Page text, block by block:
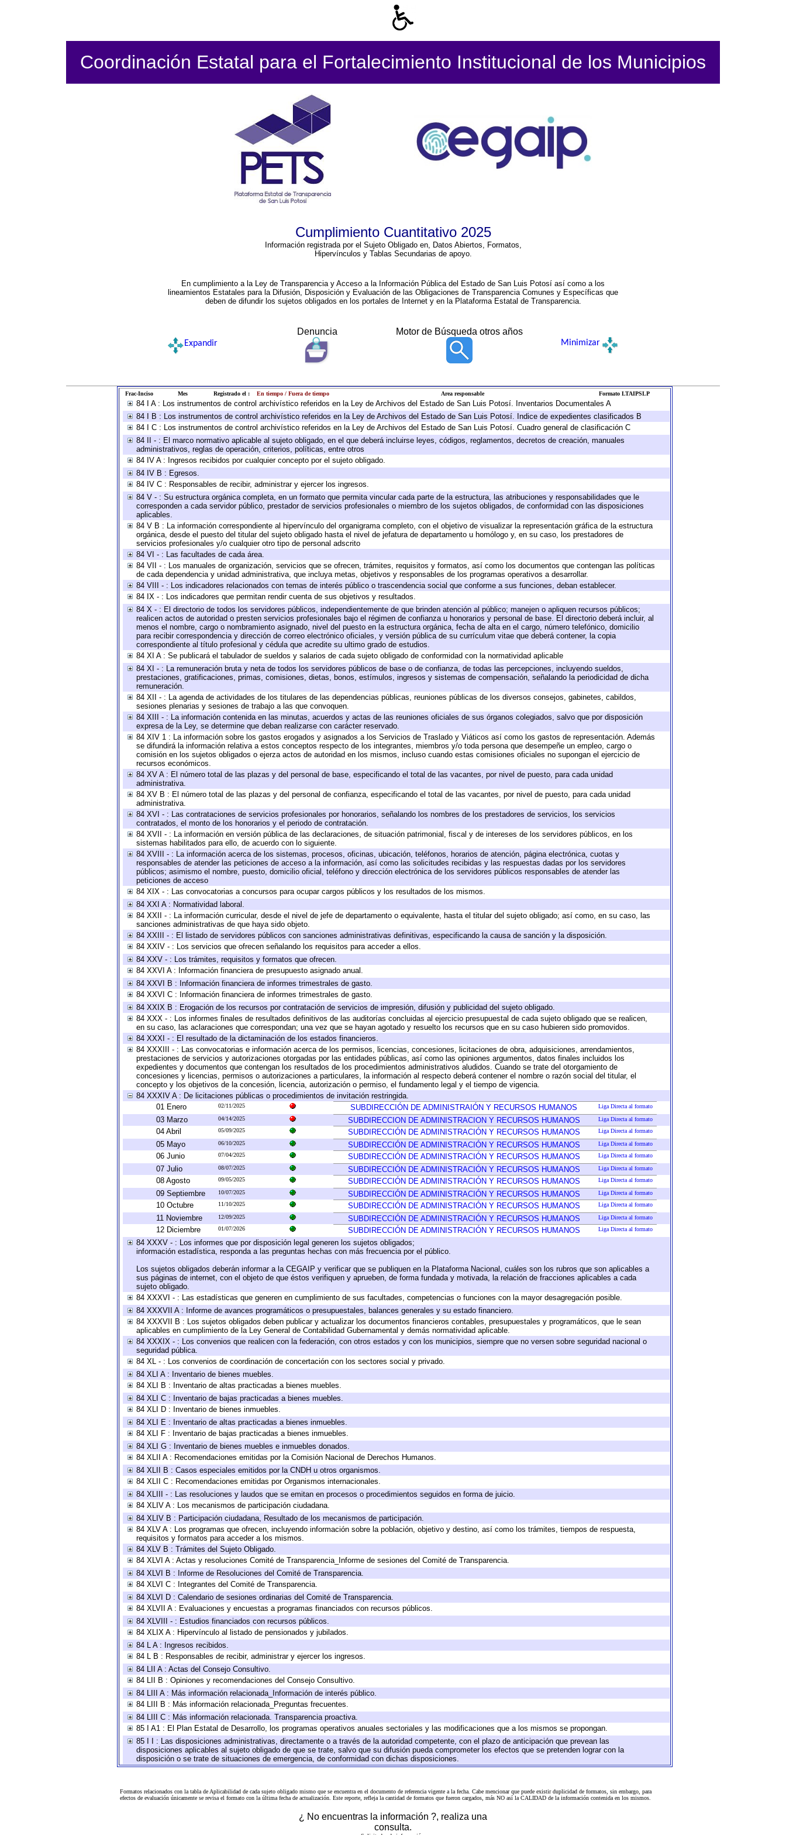
Coordinación Estatal para el Fortalecimiento Institucional de los Municipios
Cumplimiento Cuantitativo 2025
Información registrada por el Sujeto Obligado en, Datos Abiertos, Formatos,
Hipervínculos y Tablas Secundarias de apoyo.
En cumplimiento a la Ley de Transparencia y Acceso a la Información Pública del Estado de San Luis Potosí así como a los
lineamientos Estatales para la Difusión, Disposición y Evaluación de las Obligaciones de Transparencia Comunes y Específicas que
deben de difundir los sujetos obligados en los portales de Internet y en la Plataforma Estatal de Transparencia.
Denuncia Motor de Búsqueda otros años
Expandir Minimizar
Frac-Inciso Mes Registrado el : En tiempo / Fuera de tiempo Area responsable Formato LTAIPSLP
84 I A : Los instrumentos de control archivístico referidos en la Ley de Archivos del Estado de San Luis Potosí. Inventarios Documentales A
84 I B : Los instrumentos de control archivístico referidos en la Ley de Archivos del Estado de San Luis Potosí. Indice de expedientes clasificados B
84 I C : Los instrumentos de control archivístico referidos en la Ley de Archivos del Estado de San Luis Potosí. Cuadro general de clasificación C
84 II - : El marco normativo aplicable al sujeto obligado, en el que deberá incluirse leyes, códigos, reglamentos, decretos de creación, manuales
administrativos, reglas de operación, criterios, políticas, entre otros
84 IV A : Ingresos recibidos por cualquier concepto por el sujeto obligado.
84 IV B : Egresos.
84 IV C : Responsables de recibir, administrar y ejercer los ingresos.
84 V - : Su estructura orgánica completa, en un formato que permita vincular cada parte de la estructura, las atribuciones y responsabilidades que le
corresponden a cada servidor público, prestador de servicios profesionales o miembro de los sujetos obligados, de conformidad con las disposiciones
aplicables.
84 V B : La información correspondiente al hipervínculo del organigrama completo, con el objetivo de visualizar la representación gráfica de la estructura
orgánica, desde el puesto del titular del sujeto obligado hasta el nivel de jefatura de departamento u homólogo y, en su caso, los prestadores de
servicios profesionales y/o cualquier otro tipo de personal adscrito
84 VI - : Las facultades de cada área.
84 VII - : Los manuales de organización, servicios que se ofrecen, trámites, requisitos y formatos, así como los documentos que contengan las políticas
de cada dependencia y unidad administrativa, que incluya metas, objetivos y responsables de los programas operativos a desarrollar.
84 VIII - : Los indicadores relacionados con temas de interés público o trascendencia social que conforme a sus funciones, deban establecer.
84 IX - : Los indicadores que permitan rendir cuenta de sus objetivos y resultados.
84 X - : El directorio de todos los servidores públicos, independientemente de que brinden atención al público; manejen o apliquen recursos públicos;
realicen actos de autoridad o presten servicios profesionales bajo el régimen de confianza u honorarios y personal de base. El directorio deberá incluir, al
menos el nombre, cargo o nombramiento asignado, nivel del puesto en la estructura orgánica, fecha de alta en el cargo, número telefónico, domicilio
para recibir correspondencia y dirección de correo electrónico oficiales, y versión pública de su currículum vitae que deberá contener, la copia
correspondiente al título profesional y cédula que acredite su ultimo grado de estudios.
84 XI A : Se publicará el tabulador de sueldos y salarios de cada sujeto obligado de conformidad con la normatividad aplicable
84 XI - : La remuneración bruta y neta de todos los servidores públicos de base o de confianza, de todas las percepciones, incluyendo sueldos,
prestaciones, gratificaciones, primas, comisiones, dietas, bonos, estímulos, ingresos y sistemas de compensación, señalando la periodicidad de dicha
remuneración.
84 XII - : La agenda de actividades de los titulares de las dependencias públicas, reuniones públicas de los diversos consejos, gabinetes, cabildos,
sesiones plenarias y sesiones de trabajo a las que convoquen.
84 XIII - : La información contenida en las minutas, acuerdos y actas de las reuniones oficiales de sus órganos colegiados, salvo que por disposición
expresa de la Ley, se determine que deban realizarse con carácter reservado.
84 XIV 1 : La información sobre los gastos erogados y asignados a los Servicios de Traslado y Viáticos así como los gastos de representación. Además
se difundirá la información relativa a estos conceptos respecto de los integrantes, miembros y/o toda persona que desempeñe un empleo, cargo o
comisión en los sujetos obligados o ejerza actos de autoridad en los mismos, incluso cuando estas comisiones oficiales no supongan el ejercicio de
recursos económicos.
84 XV A : El número total de las plazas y del personal de base, especificando el total de las vacantes, por nivel de puesto, para cada unidad
administrativa.
84 XV B : El número total de las plazas y del personal de confianza, especificando el total de las vacantes, por nivel de puesto, para cada unidad
administrativa.
84 XVI - : Las contrataciones de servicios profesionales por honorarios, señalando los nombres de los prestadores de servicios, los servicios
contratados, el monto de los honorarios y el periodo de contratación.
84 XVII - : La información en versión pública de las declaraciones, de situación patrimonial, fiscal y de intereses de los servidores públicos, en los
sistemas habilitados para ello, de acuerdo con lo siguiente.
84 XVIII - : La información acerca de los sistemas, procesos, oficinas, ubicación, teléfonos, horarios de atención, página electrónica, cuotas y
responsables de atender las peticiones de acceso a la información, así como las solicitudes recibidas y las respuestas dadas por los servidores
públicos; asimismo el nombre, puesto, domicilio oficial, teléfono y dirección electrónica de los servidores públicos responsables de atender las
peticiones de acceso
84 XIX - : Las convocatorias a concursos para ocupar cargos públicos y los resultados de los mismos.
84 XXI A : Normatividad laboral.
84 XXII - : La información curricular, desde el nivel de jefe de departamento o equivalente, hasta el titular del sujeto obligado; así como, en su caso, las
sanciones administrativas de que haya sido objeto.
84 XXIII - : El listado de servidores públicos con sanciones administrativas definitivas, especificando la causa de sanción y la disposición.
84 XXIV - : Los servicios que ofrecen señalando los requisitos para acceder a ellos.
84 XXV - : Los trámites, requisitos y formatos que ofrecen.
84 XXVI A : Información financiera de presupuesto asignado anual.
84 XXVI B : Información financiera de informes trimestrales de gasto.
84 XXVI C : Información financiera de informes trimestrales de gasto.
84 XXIX B : Erogación de los recursos por contratación de servicios de impresión, difusión y publicidad del sujeto obligado.
84 XXX - : Los informes finales de resultados definitivos de las auditorías concluidas al ejercicio presupuestal de cada sujeto obligado que se realicen,
en su caso, las aclaraciones que correspondan; una vez que se hayan agotado y resuelto los recursos que en su caso hubieren sido promovidos.
84 XXXI - : El resultado de la dictaminación de los estados financieros.
84 XXXIII - : Las convocatorias e información acerca de los permisos, licencias, concesiones, licitaciones de obra, adquisiciones, arrendamientos,
prestaciones de servicios y autorizaciones otorgadas por las entidades públicas, así como las opiniones argumentos, datos finales incluidos los
expedientes y documentos que contengan los resultados de los procedimientos administrativos aludidos. Cuando se trate del otorgamiento de
concesiones y licencias, permisos o autorizaciones a particulares, la información al respecto deberá contener el nombre o razón social del titular, el
concepto y los objetivos de la concesión, licencia, autorización o permiso, el fundamento legal y el tiempo de vigencia.
84 XXXIV A : De licitaciones públicas o procedimientos de invitación restringida.
01 Enero
02/11/2025 SUBDIRECCIÓN DE ADMINISTRAIÓN Y RECURSOS HUMANOS Liga Directa al formato
03 Marzo 04/14/2025 SUBDIRECCION DE ADMINISTRACION Y RECURSOS HUMANOS Liga Directa al formato
04 Abril 05/09/2025 SUBDIRECCIÓN DE ADMINISTRACIÓN Y RECURSOS HUMANOS Liga Directa al formato
05 Mayo 06/10/2025 SUBDIRECCIÓN DE ADMINISTRACIÓN Y RECURSOS HUMANOS Liga Directa al formato
06 Junio 07/04/2025 SUBDIRECCIÓN DE ADMINISTRACIÓN Y RECURSOS HUMANOS Liga Directa al formato
07 Julio 08/07/2025 SUBDIRECCIÓN DE ADMINISTRACIÓN Y RECURSOS HUMANOS Liga Directa al formato
08 Agosto 09/05/2025 SUBDIRECCIÓN DE ADMINISTRACIÓN Y RECURSOS HUMANOS Liga Directa al formato
09 Septiembre 10/07/2025 SUBDIRECCIÓN DE ADMINISTRACIÓN Y RECURSOS HUMANOS Liga Directa al formato
10 Octubre 11/10/2025 SUBDIRECCIÓN DE ADMINISTRACIÓN Y RECURSOS HUMANOS Liga Directa al formato
11 Noviembre 12/09/2025 SUBDIRECCIÓN DE ADMINISTRACIÓN Y RECURSOS HUMANOS Liga Directa al formato
12 Diciembre 01/07/2026 SUBDIRECCIÓN DE ADMINISTRACIÓN Y RECURSOS HUMANOS Liga Directa al formato
84 XXXV - : Los informes que por disposición legal generen los sujetos obligados;
información estadística, responda a las preguntas hechas con más frecuencia por el público.
Los sujetos obligados deberán informar a la CEGAIP y verificar que se publiquen en la Plataforma Nacional, cuáles son los rubros que son aplicables a
sus páginas de internet, con el objeto de que éstos verifiquen y aprueben, de forma fundada y motivada, la relación de fracciones aplicables a cada
sujeto obligado.
84 XXXVI - : Las estadísticas que generen en cumplimiento de sus facultades, competencias o funciones con la mayor desagregación posible.
84 XXXVII A : Informe de avances programáticos o presupuestales, balances generales y su estado financiero.
84 XXXVII B : Los sujetos obligados deben publicar y actualizar los documentos financieros contables, presupuestales y programáticos, que le sean
aplicables en cumplimiento de la Ley General de Contabilidad Gubernamental y demás normatividad aplicable.
84 XXXIX - : Los convenios que realicen con la federación, con otros estados y con los municipios, siempre que no versen sobre seguridad nacional o
seguridad pública.
84 XL - : Los convenios de coordinación de concertación con los sectores social y privado.
84 XLI A : Inventario de bienes muebles.
84 XLI B : Inventario de altas practicadas a bienes muebles.
84 XLI C : Inventario de bajas practicadas a bienes muebles.
84 XLI D : Inventario de bienes inmuebles.
84 XLI E : Inventario de altas practicadas a bienes inmuebles.
84 XLI F : Inventario de bajas practicadas a bienes inmuebles.
84 XLI G : Inventario de bienes muebles e inmuebles donados.
84 XLII A : Recomendaciones emitidas por la Comisión Nacional de Derechos Humanos.
84 XLII B : Casos especiales emitidos por la CNDH u otros organismos.
84 XLII C : Recomendaciones emitidas por Organismos internacionales.
84 XLIII - : Las resoluciones y laudos que se emitan en procesos o procedimientos seguidos en forma de juicio.
84 XLIV A : Los mecanismos de participación ciudadana.
84 XLIV B : Participación ciudadana, Resultado de los mecanismos de participación.
84 XLV A : Los programas que ofrecen, incluyendo información sobre la población, objetivo y destino, así como los trámites, tiempos de respuesta,
requisitos y formatos para acceder a los mismos.
84 XLV B : Trámites del Sujeto Obligado.
84 XLVI A : Actas y resoluciones Comité de Transparencia_Informe de sesiones del Comité de Transparencia.
84 XLVI B : Informe de Resoluciones del Comité de Transparencia.
84 XLVI C : Integrantes del Comité de Transparencia.
84 XLVI D : Calendario de sesiones ordinarias del Comité de Transparencia.
84 XLVII A : Evaluaciones y encuestas a programas financiados con recursos públicos.
84 XLVIII - : Estudios financiados con recursos públicos.
84 XLIX A : Hipervínculo al listado de pensionados y jubilados.
84 L A : Ingresos recibidos.
84 L B : Responsables de recibir, administrar y ejercer los ingresos.
84 LII A : Actas del Consejo Consultivo.
84 LII B : Opiniones y recomendaciones del Consejo Consultivo.
84 LIII A : Más información relacionada_Información de interés público.
84 LIII B : Más información relacionada_Preguntas frecuentes.
84 LIII C : Más información relacionada. Transparencia proactiva.
85 I A1 : El Plan Estatal de Desarrollo, los programas operativos anuales sectoriales y las modificaciones que a los mismos se propongan.
85 I I : Las disposiciones administrativas, directamente o a través de la autoridad competente, con el plazo de anticipación que prevean las
disposiciones aplicables al sujeto obligado de que se trate, salvo que su difusión pueda comprometer los efectos que se pretenden lograr con la
disposición o se trate de situaciones de emergencia, de conformidad con dichas disposiciones.
Formatos relacionados con la tabla de Aplicabilidad de cada sujeto obligado mismo que se encuentra en el documento de referenciavigente a la fecha. Cabe mencionar que puede existir duplicidad de formatos, sin embargo, para
efectos de evaluación únicamente se revisa el formato con la última fecha de actualización. Este reporte, refleja la cantidad de formatos que fueron cargados, más NO así la CALIDAD de la información contenida en los mismos.
¿ No encuentras la información ?, realiza una
consulta.